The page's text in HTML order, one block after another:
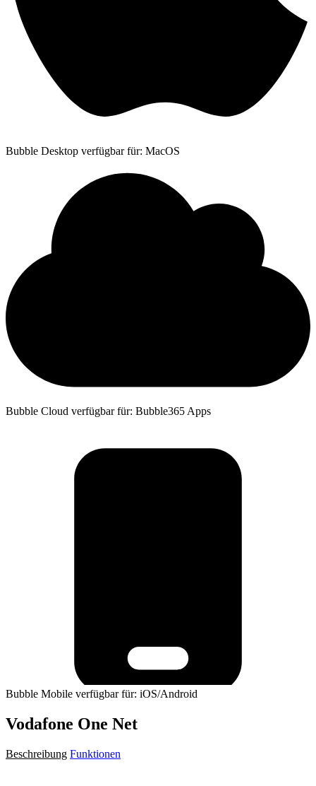
Bubble Desktop verfügbar für: MacOS
Bubble Cloud verfügbar für: Bubble365 Apps
Bubble Mobile verfügbar für: iOS/Android
Vodafone One Net
Beschreibung Funktionen